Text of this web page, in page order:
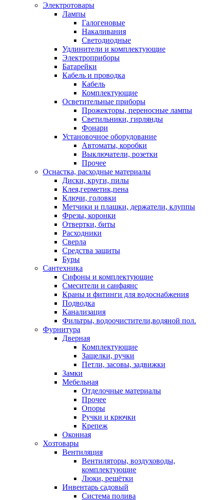
Электротовары
Лампы
Галогеновые
Накаливания
Светодиодные
Удлинители и комплектующие
Электроприборы
Батарейки
Кабель и проводка
Кабель
Комплектующие
Осветительные приборы
Прожекторы, переносные лампы
Светильники, гирлянды
Фонари
Установочное оборудование
Автоматы, коробки
Выключатели, розетки
Прочее
Оснастка, расходные материалы
Диски, круги, пилы
Клея,герметик,пена
Ключи, головки
Метчики и плашки, держатели, клуппы
Фрезы, коронки
Отвертки, биты
Расходники
Сверла
Средства защиты
Буры
Сантехника
Сифоны и комплектующие
Смесители и санфаянс
Краны и фитинги для водоснабжения
Подводка
Канализация
Фильтры, водоочистители,водяной пол.
Фурнитура
Дверная
Комплектующие
Защелки, ручки
Петли, засовы, задвижки
Замки
Мебельная
Отделочные материалы
Прочее
Опоры
Ручки и крючки
Крепеж
Оконная
Хозтовары
Вентиляция
Вентиляторы, воздуховоды,
комплектующие
Люки, решётки
Инвентарь садовый
Система полива